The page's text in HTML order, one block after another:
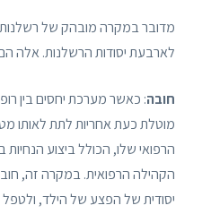
מדובר במקרה מובהק של
לארבעת יסודות הרשלנות. אלה
חובה: כאשר מערכת יחסים בין
מוטלת כעת אחריות לתת לאותו
הרפואי שלו, הכולל ביצוע הנחיות
הקהילה הרפואית. במקרה זה,
יסודית של הפצע של הילד, ולטפל